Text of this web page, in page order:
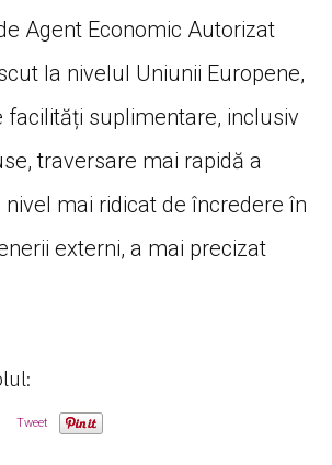
Agent Economic Autorizat
la nivelul Uniunii Europene,
facilități suplimentare, inclusiv
traversare mai rapidă a
mai ridicat de încredere în
externi, a mai precizat
Tweet